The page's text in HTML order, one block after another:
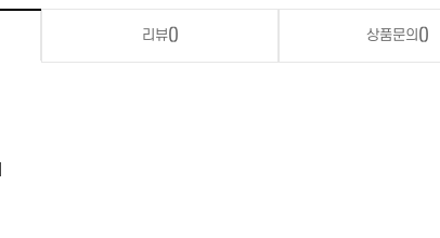
리뷰() 상품문의 ()